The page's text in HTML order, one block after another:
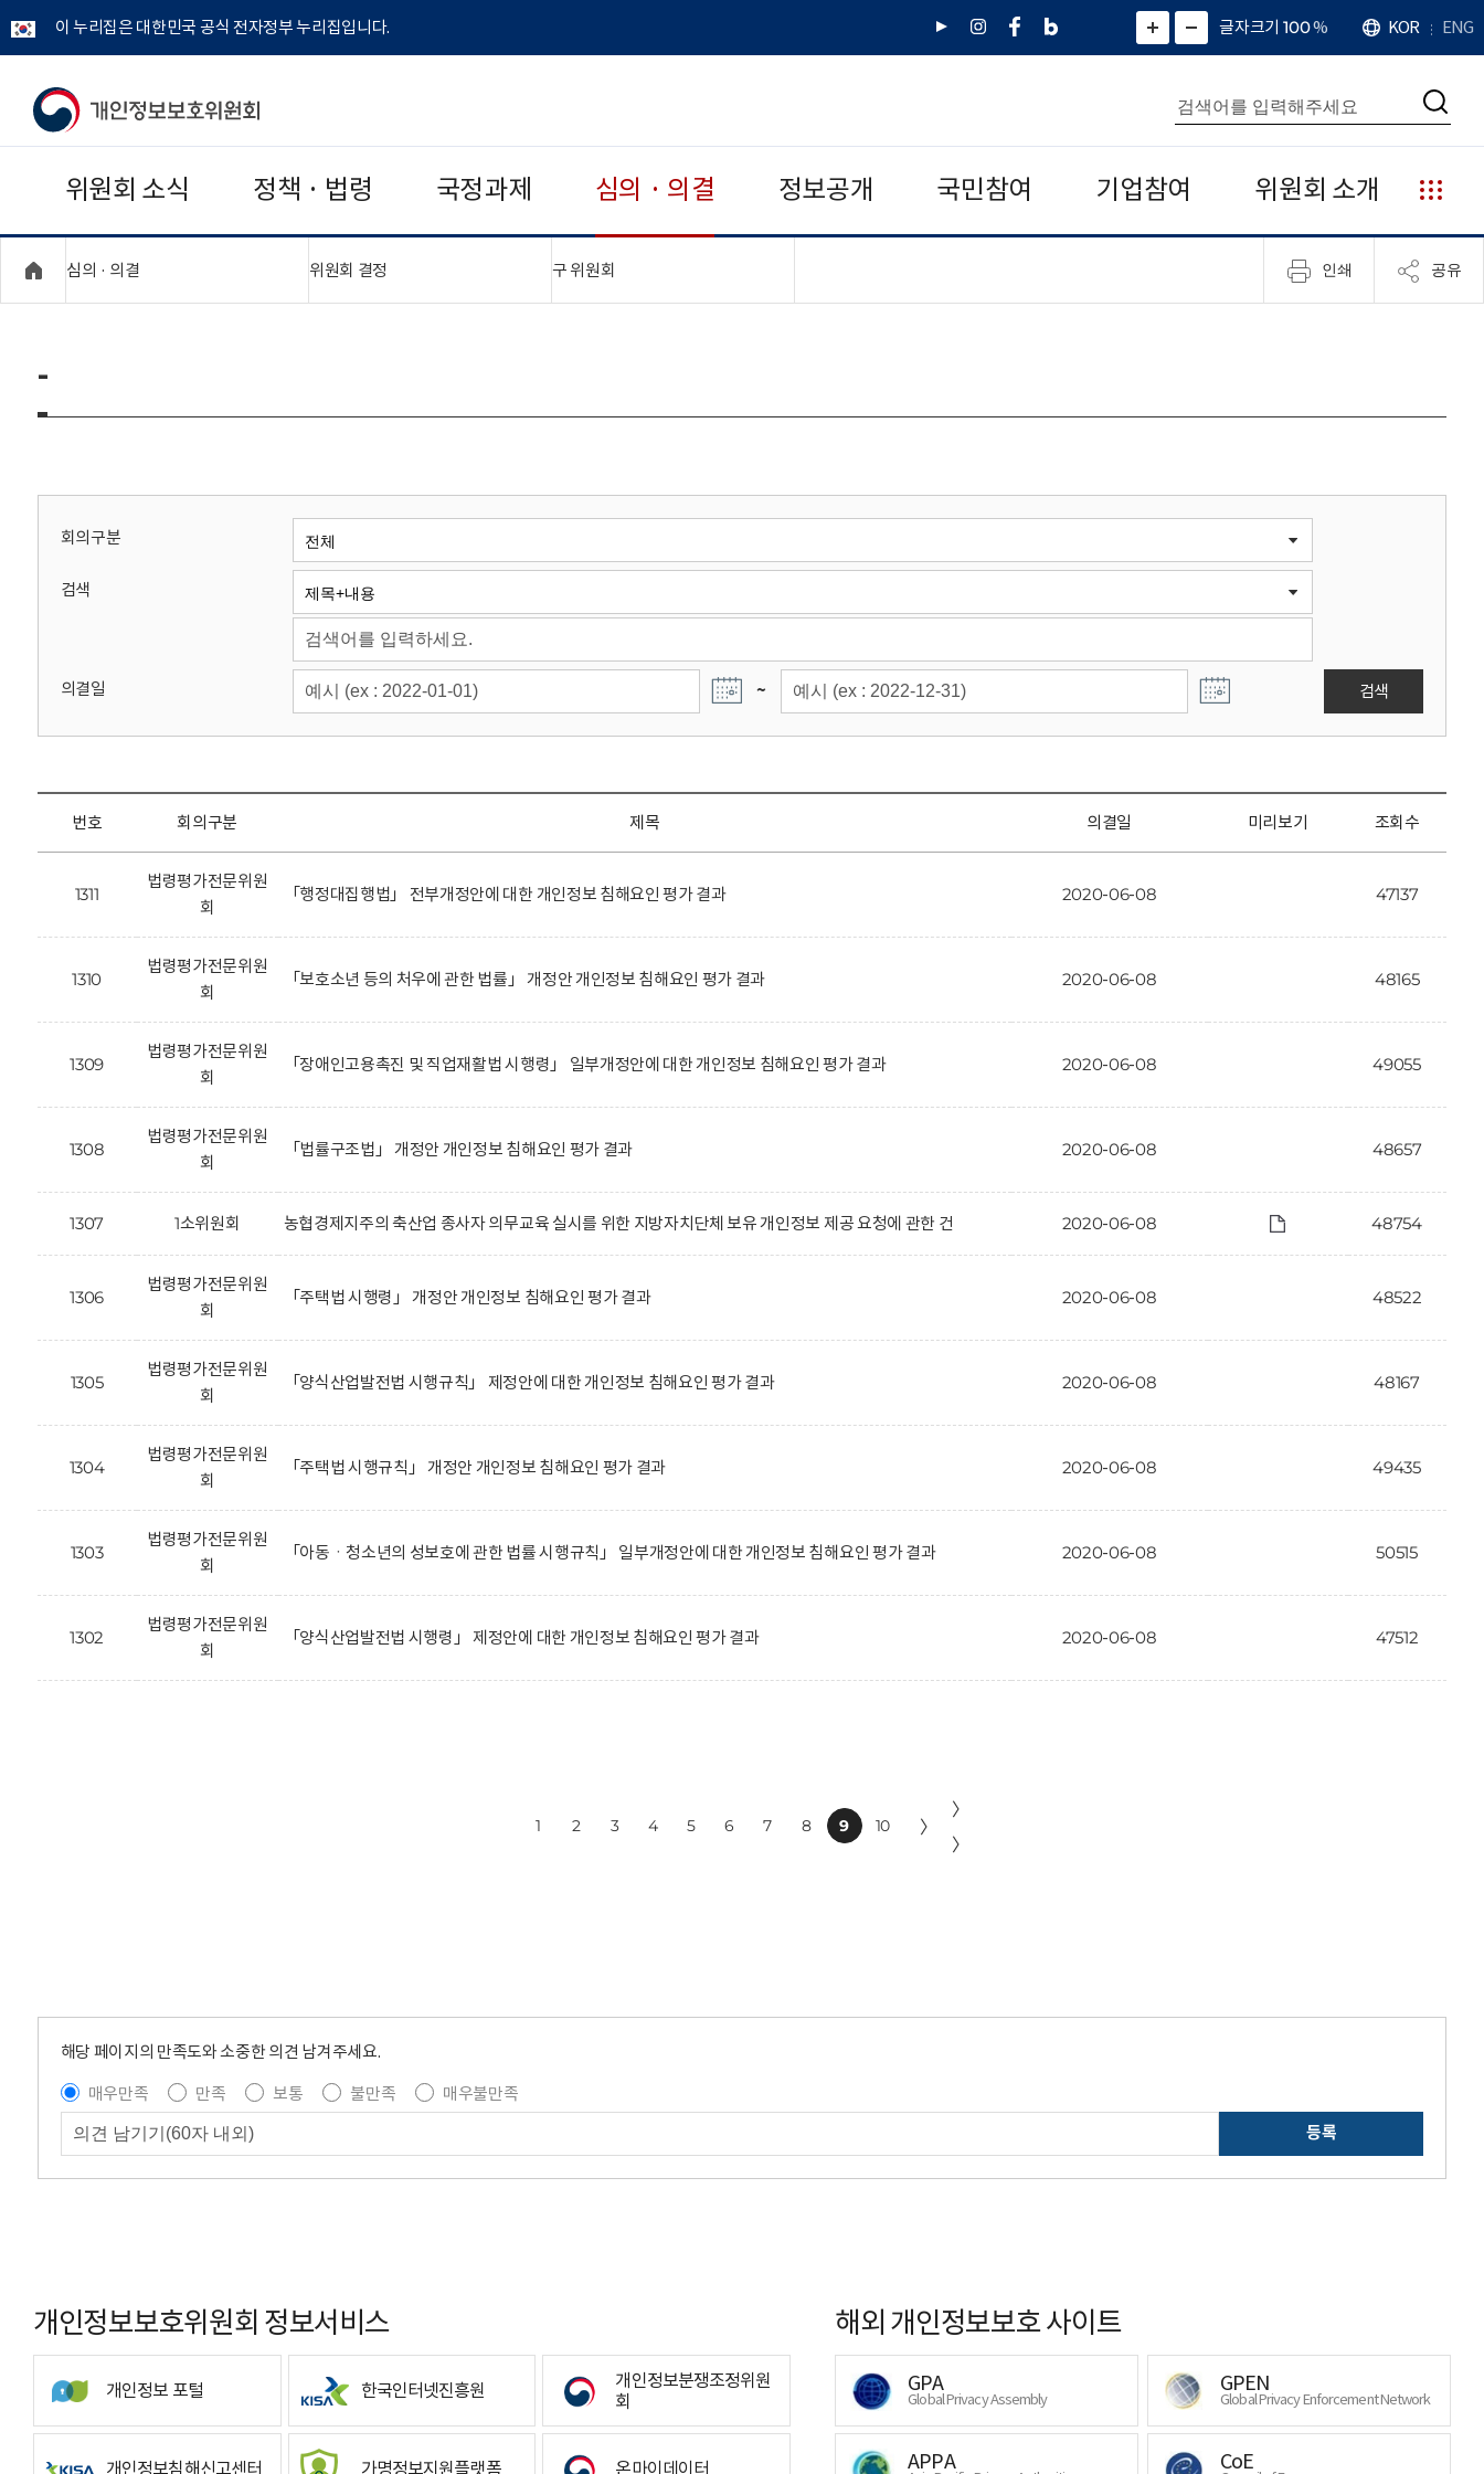
이 누리집은 대한민국 공식 전자정부 누리집입니다.
유
인
페
네
그
)
화
면
면
소
확
대
치
글자크기 100%
언
어
KOR ENG
개
보
보
위
회
통
합
검
색
검
위원회 소식 정책 · 법령 국정과제 심의 · 의결 정보공개 국민참여 기업참여 위원회 소개
누
리
집
안
심의 · 의결 위원회 결정 구 위원회 인쇄 공유
-
회의구분
검색
의결일 ~ 검색
번호 회의구분 제목 의결일 미리보기 조회수
1311
법령평가전문위원
회
「행정대집행법」 전부개정안에 대한 개인정보 침해요인 평가 결과 2020-06-08 47137
1310
법령평가전문위원
회
「보호소년 등의 처우에 관한 법률」 개정안 개인정보 침해요인 평가 결과 2020-06-08 48165
1309
법령평가전문위원
회
「장애인고용촉진 및 직업재활법 시행령」 일부개정안에 대한 개인정보 침해요인 평가 결과 2020-06-08 49055
1308
법령평가전문위원
회
「법률구조법」 개정안 개인정보 침해요인 평가 결과 2020-06-08 48657
1307 1소위원회 농협경제지주의 축산업 종사자 의무교육 실시를 위한 지방자치단체 보유 개인정보 제공 요청에 관한 건 2020-06-08 48754
1306
법령평가전문위원
회
「주택법 시행령」 개정안 개인정보 침해요인 평가 결과 2020-06-08 48522
1305
법령평가전문위원
회
「양식산업발전법 시행규칙」 제정안에 대한 개인정보 침해요인 평가 결과 2020-06-08 48167
1304
법령평가전문위원
회
「주택법 시행규칙」 개정안 개인정보 침해요인 평가 결과 2020-06-08 49435
1303
법령평가전문위원
회
「아동ㆍ청소년의 성보호에 관한 법률 시행규칙」 일부개정안에 대한 개인정보 침해요인 평가 결과 2020-06-08 50515
1302
법령평가전문위원
회
「양식산업발전법 시행령」 제정안에 대한 개인정보 침해요인 평가 결과 2020-06-08 47512
1 2 3 4 5 6 7 8 9 10 〉
〉
〉
해당 페이지의 만족도와 소중한 의견 남겨주세요.
매우만족
만족 보통 불만족
매우불만족
등록
개인정보보호위원회 정보서비스
개인정보 포털 한국인터넷진흥원
개인정보분쟁조정위원
회
개인정보침해신고센터 가명정보지원플랫폼 온마이데이터
해외 개인정보보호 사이트
GPA
Global Privacy Assembly
GPEN
Global Privacy Enforcement Network
APPA CoE